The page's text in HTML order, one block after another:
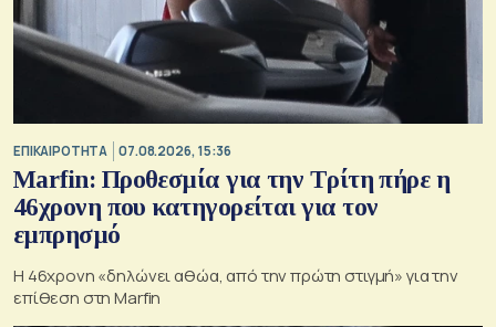
ΕΠΙΚΑΙΡΟΤΗΤΑ 07.08.2026, 15:36
Marfin: Προθεσμία για την Τρίτη πήρε η
46χρονη που κατηγορείται για τον
εμπρησμό
H 46χρονη «δηλώνει αθώα, από την πρώτη στιγμή» για την
επίθεση στη Marfin